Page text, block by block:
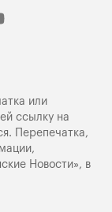
или
ссылку на
Перепечатка,
Новости», в